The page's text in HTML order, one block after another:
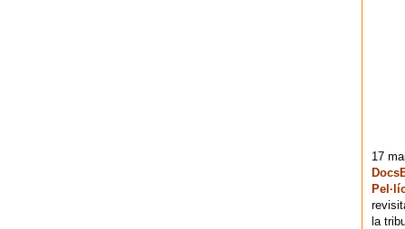
17
la